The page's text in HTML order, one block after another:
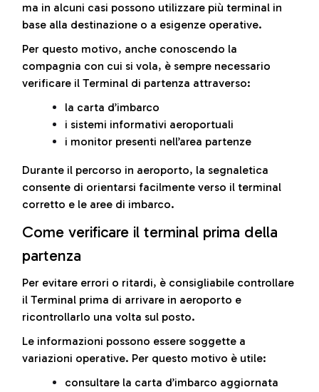
ma in alcuni casi possono utilizzare più terminal in
base alla destinazione o a esigenze operative.
Per questo motivo, anche conoscendo la
compagnia con cui si vola, è sempre necessario
verificare il Terminal di partenza attraverso:
la carta d’imbarco
i sistemi informativi aeroportuali
i monitor presenti nell’area partenze
Durante il percorso in aeroporto, la segnaletica
consente di orientarsi facilmente verso il terminal
corretto e le aree di imbarco.
Come verificare il terminal prima della
partenza
Per evitare errori o ritardi, è consigliabile controllare
il Terminal prima di arrivare in aeroporto e
ricontrollarlo una volta sul posto.
Le informazioni possono essere soggette a
variazioni operative. Per questo motivo è utile:
consultare la carta d’imbarco aggiornata